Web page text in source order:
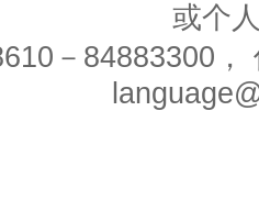
或个
－84883300